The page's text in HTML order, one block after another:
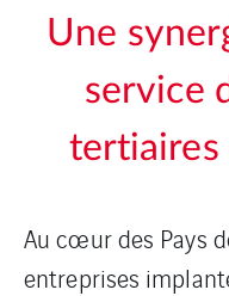
Une
service
tertiaires
Au cœur des Pays
entreprises